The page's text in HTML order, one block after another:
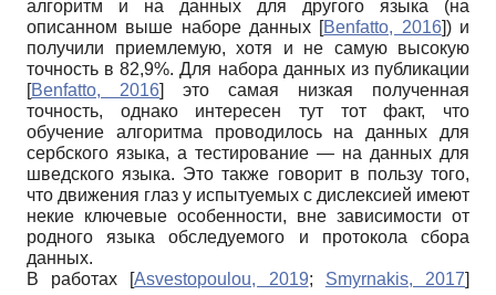
алгоритм и на данных для другого языка (на
описанном выше наборе данных [Benfatto, 2016]) и
получили приемлемую, хотя и не самую высокую
точность в 82,9%. Для набора данных из публикации
[Benfatto, 2016]
это самая низкая полученная
точность, однако интересен тут тот факт, что
обучение алгоритма проводилось на данных для
сербского языка, а тестирование — на данных для
шведского языка. Это также говорит в пользу того,
что движения глаз у испытуемых с дислексией имеют
некие ключевые особенности, вне зависимости от
родного языка обследуемого и протокола сбора
данных.
В работах [Asvestopoulou, 2019; Smyrnakis, 2017]